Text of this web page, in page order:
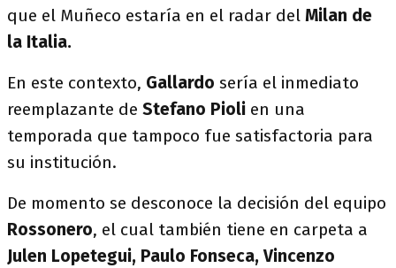
que el Muñeco estaría en el radar del Milan de
la Italia.
En este contexto, Gallardo sería el inmediato
reemplazante de Stefano Pioli en una
temporada que tampoco fue satisfactoria para
su institución.
De momento se desconoce la decisión del equipo
Rossonero, el cual también tiene en carpeta a
Julen Lopetegui, Paulo Fonseca, Vincenzo